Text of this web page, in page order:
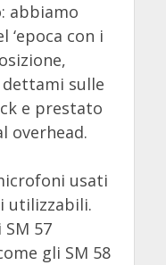
abbiamo
con i
sulle
e prestato
overhead.
usati
utilizzabili.
57
gli SM 58